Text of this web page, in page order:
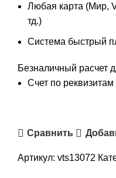
Любая карта (Мир,
тд.)
Система быстрый
Безналичный расчет
Счет по реквизитам
Сравнить
Артикул: vts13072